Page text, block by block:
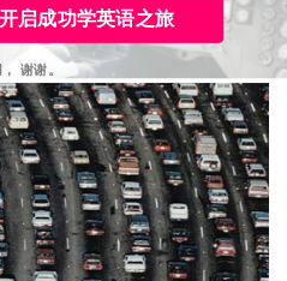
启成功学英语之旅
谢谢。